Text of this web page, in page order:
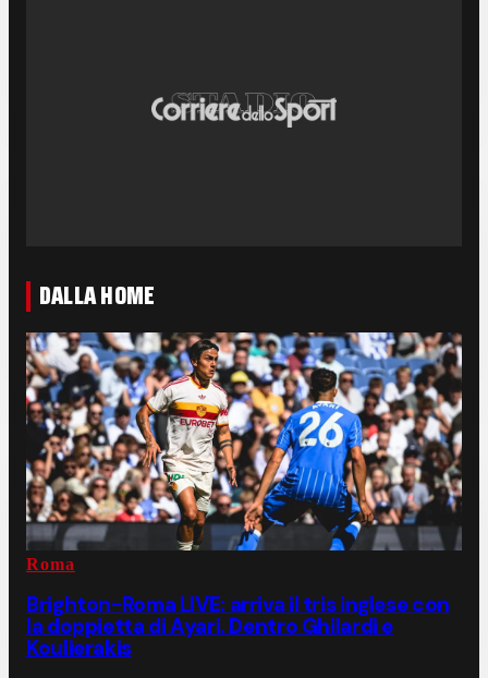
DALLA HOME
Roma
Brighton-Roma LIVE: arriva il tris inglese con
la doppietta di Ayari. Dentro Ghilardi e
Koulierakis